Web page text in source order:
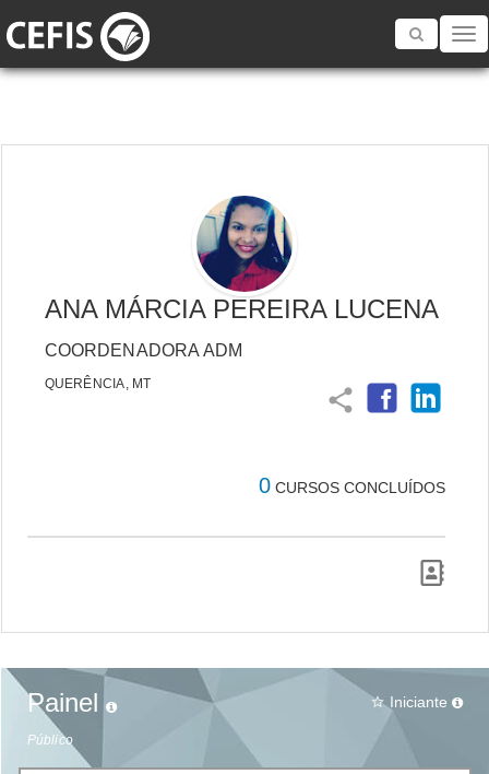
Toggle
ANA MÁRCIA PEREIRA LUCENA
COORDENADORA ADM
QUERÊNCIA, MT
share
0 CURSOS CONCLUÍDOS
Painel
Público
star_border Iniciante